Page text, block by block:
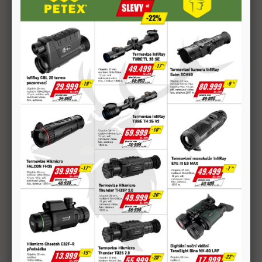
Hmotnost střely: 220 grs
Hmotnost: 28,6 g
Délka: 79 mm
Rychlost V0: 733 m/s
V100: 679 m/s
V200: 621 m/s
E100: 3287 J
E200: 2752 J
Délka hlavně: 60 cm
Převýšení 50 m: 0 cm
100 m: 0 cm
200 m: -16,6 cm
Převýšení pro ONV 50 m: 1,9 cm
100 m: 3,8 cm
200 m: -9,1 cm